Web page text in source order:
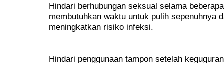
Hindari berhubungan seksual selama
membutuhkan waktu untuk pulih sepenuhnya
meningkatkan risiko infeksi.
Hindari penggunaan tampon setelah